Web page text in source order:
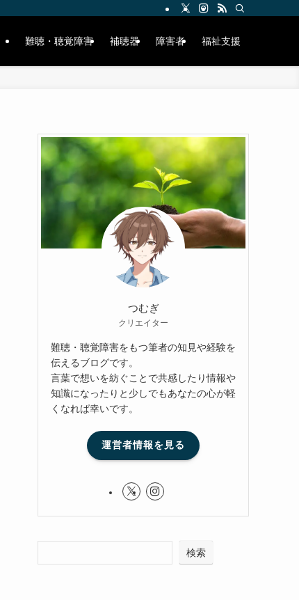
難聴・聴覚障害 補聴器 障害者 福祉支援
つむぎ
クリエイター
難聴・聴覚障害をもつ筆者の知見や経験を
伝えるブログです。
言葉で想いを紡ぐことで共感したり情報や
知識になったりと少しでもあなたの心が軽
くなれば幸いです。
運営者情報を見る
検索